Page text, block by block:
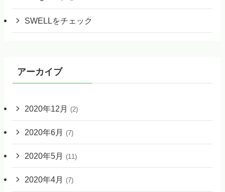
SWELLをチェック
アーカイブ
2020年12月 (2)
2020年6月 (7)
2020年5月 (11)
2020年4月 (7)